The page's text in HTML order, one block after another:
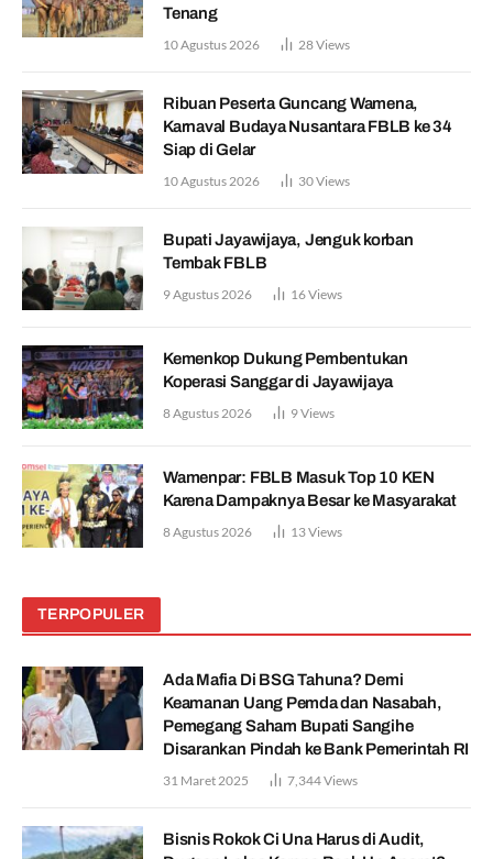
Tenang
10 Agustus 2026 28Views
Ribuan Peserta Guncang Wamena,
Karnaval Budaya Nusantara FBLB ke 34
Siap di Gelar
10 Agustus 2026 30Views
Bupati Jayawijaya, Jenguk korban
Tembak FBLB
9 Agustus 2026 16Views
Kemenkop Dukung Pembentukan
Koperasi Sanggar di Jayawijaya
8 Agustus 2026 9Views
Wamenpar: FBLB Masuk Top 10 KEN
Karena Dampaknya Besar ke Masyarakat
8 Agustus 2026 13Views
TERPOPULER
Ada Mafia Di BSG Tahuna? Demi
Keamanan Uang Pemda dan Nasabah,
Pemegang Saham Bupati Sangihe
Disarankan Pindah ke Bank Pemerintah RI
31 Maret 2025 7,344Views
Bisnis Rokok Ci Una Harus di Audit,